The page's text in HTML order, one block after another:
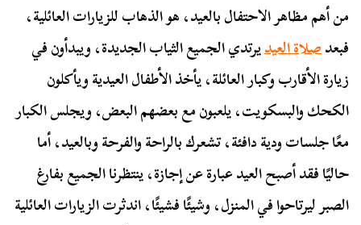
من أهم مظاهر الاحتفال بالعيد، هو الذهاب للزيارات العائلية،
فبعدصلاة العيديرتدي الجميع الثياب الجديدة، ويبدأون في
زيارة الأقارب وكبار العائلة، يأخذ الأطفال العيدية ويأكلون
الكحك والبسكويت، يلعبون مع بعضهم البعض، ويجلس الكبار
معًا جلسات ودية دافئة، تشعرك بالراحة والفرحة وبالعيد، أما
حاليًا فقد أصبح العيد عبارة عن إجازة، ينتظرنا الجميع بفارغ
الصبر ليرتاحوا في المنزل، وشيئًا فشيئًا، اندثرت الزيارات العائلية